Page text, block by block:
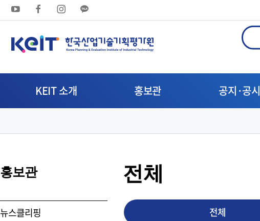
상
메
뉴
통
합
색
KEIT 소개 홍보관 공지·공시
홍보관
뉴스클리핑
전체
전체